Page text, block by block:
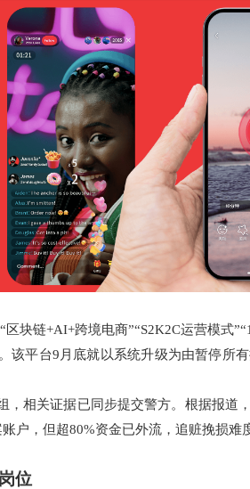
块链+AI+跨境电商”“S2K2C运营模式
该平台9月底就以系统升级为由暂停所
，相关证据已同步提交警方。根据报道
户，但超80%资金已外流，追赃挽损难
位